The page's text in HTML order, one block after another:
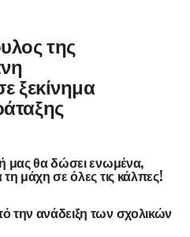
της
ξεκίνημα
μας θα δώσει ενωμένα,
μάχη σε όλες τις κάλπες!
ανάδειξη των σχολικών